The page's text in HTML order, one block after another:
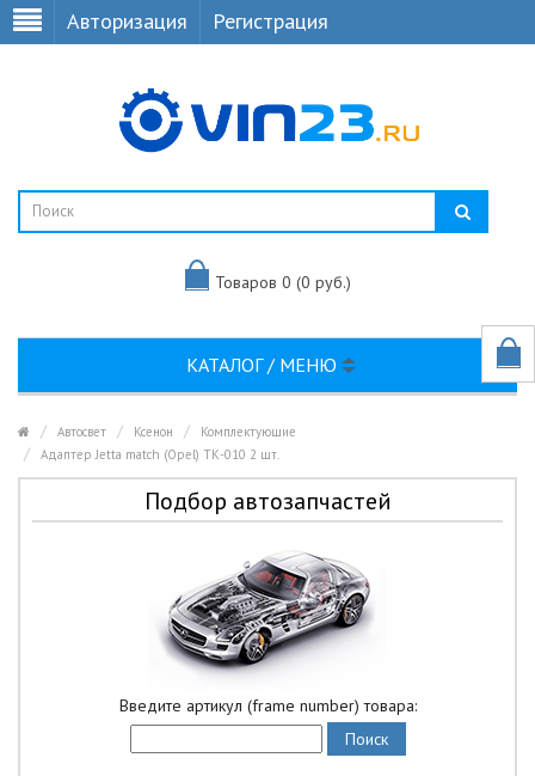
Авторизация Регистрация
Товаров 0 (0 руб.)
КАТАЛОГ / МЕНЮ
Автосвет Ксенон
Комплектующие
Адаптер Jetta match (Opel) ТК-010 2 шт.
Подбор автозапчастей
Введите артикул (frame number) товара: